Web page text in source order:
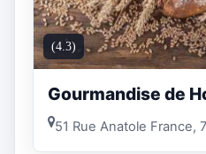
(4.3)
Gourmandise de
51 Rue Anatole France,